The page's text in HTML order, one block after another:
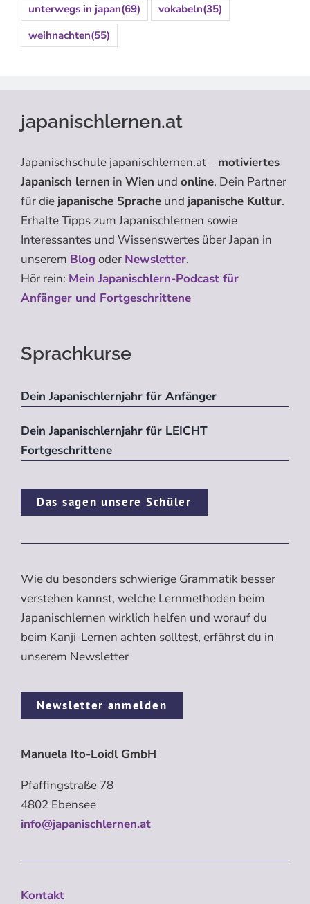
unterwegs in japan(69) vokabeln(35)
weihnachten(55)
japanischlernen.at
Japanischschule japanischlernen.at – motiviertes
Japanisch lernen in Wien und online. Dein Partner
für die japanische Sprache und japanische Kultur.
Erhalte Tipps zum Japanischlernen sowie
Interessantes und Wissenswertes über Japan in
unserem Blogoder Newsletter.
Hör rein: Mein Japanischlern-Podcast für
Anfänger und Fortgeschrittene
Sprachkurse
Dein Japanischlernjahr für Anfänger
Dein Japanischlernjahr für LEICHT
Fortgeschrittene
Das sagen unsere Schüler
Wie du besonders schwierige Grammatik besser
verstehen kannst, welche Lernmethoden beim
Japanischlernen wirklich helfen und worauf du
beim Kanji-Lernen achten solltest, erfährst du in
unserem Newsletter
Newsletter anmelden
Manuela Ito-Loidl GmbH
Pfaffingstraße 78
4802 Ebensee
info@japanischlernen.at
Kontakt